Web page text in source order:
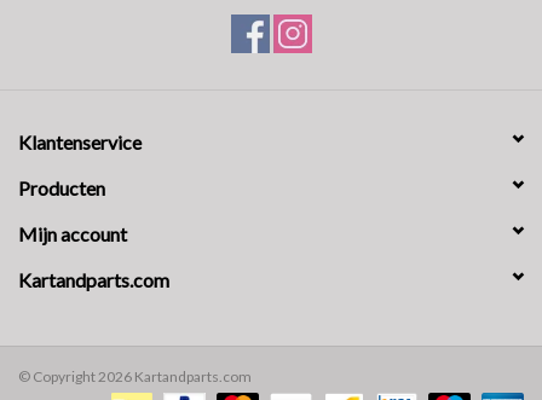
Klantenservice
Producten
Mijn account
Kartandparts.com
© Copyright 2026 Kartandparts.com